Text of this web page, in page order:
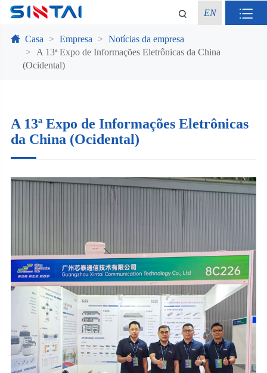
EN
Casa Empresa
Notícias da empresa
A 13ª Expo de Informações Eletrônicas da China
(Ocidental)
A 13ª Expo de Informações Eletrônicas
da China (Ocidental)